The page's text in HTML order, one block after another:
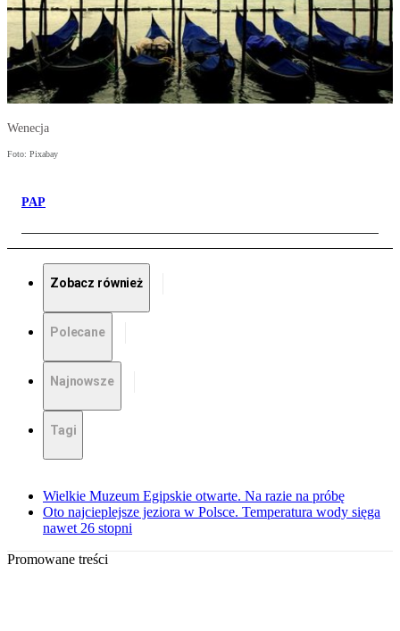
Wenecja
Foto: Pixabay
PAP
Zobacz również
Polecane
Najnowsze
Tagi
Wielkie Muzeum Egipskie otwarte. Na razie na próbę
Oto najcieplejsze jeziora w Polsce. Temperatura wody sięga
nawet 26 stopni
Promowane treści